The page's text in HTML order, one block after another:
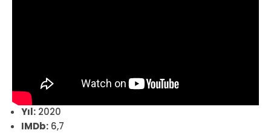
Yıl: 2020
IMDb: 6,7